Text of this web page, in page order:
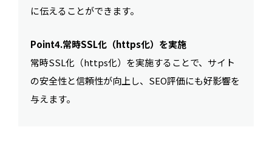
に伝えることができます。
Point4.常時SSL化（https化）を実施
常時SSL化（https化）を実施することで、サイト
の安全性と信頼性が向上し、SEO評価にも好影響を
与えます。